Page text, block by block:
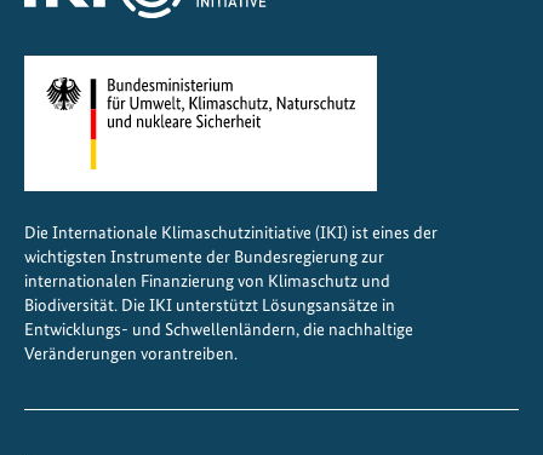
M
b
t
ä
t
Die Internationale Klimaschutzinitiative (IKI) ist eines der
wichtigsten Instrumente der Bundesregierung zur
internationalen Finanzierung von Klimaschutz und
Biodiversität. Die IKI unterstützt Lösungsansätze in
Entwicklungs- und Schwellenländern, die nachhaltige
Veränderungen vorantreiben.